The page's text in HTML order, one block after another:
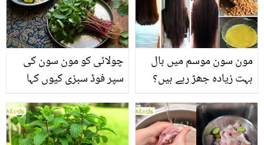
چولائی کو مون سون کی
سپر فوڈ سبزی کیوں کہا
منرلز اور اینٹی آکسیڈنٹس
سے بھرپور اس سبزی کے
مون سون موسم میں بال
بہت زیادہ جھڑ رہے ہیں؟
بنانے کے چند قدرتی طریقے